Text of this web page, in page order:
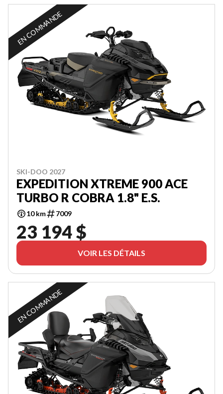
EN COMMANDE
SKI-DOO 2027
EXPEDITION XTREME 900 ACE
TURBO R COBRA 1.8" E.S.
10 km 7009
23 194 $
VOIR LES DÉTAILS
EN COMMANDE